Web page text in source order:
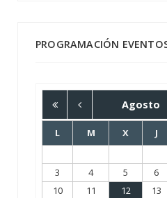
PROGRAMACIÓN
Agosto
L M X J
3
4 5 6
10
11 12 13